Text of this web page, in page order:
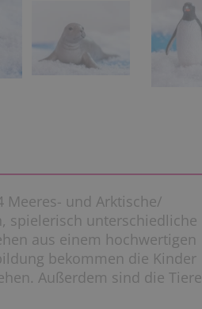
Meeres- und Arktische/
spielerisch unterschiedliche
aus einem hochwertigen
bekommen die Kinder
Außerdem sind die Tiere